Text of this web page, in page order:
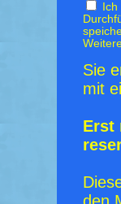
Sie
mit
Erst